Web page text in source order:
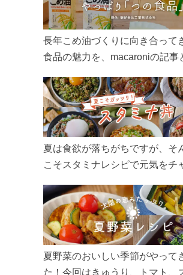
長年こめ油づくりに向き合って
食品の魅力を、macaroniの記事
ん、製造現場や品質へのこだわ
こめ油をもっと好きになるコン
ぜひお楽しみください。
夏は食欲が落ちがちですが、そ
こそスタミナレシピで元気をチ
リ食べて、夏バテを吹き飛ばし
う！
夏野菜のおいしい季節がやって
た！今回はきゅうり、トマト、